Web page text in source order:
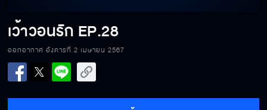
เว้าวอนรัก EP.28
ออกอากาศ อังคารที่ 2 เมษายน 2567